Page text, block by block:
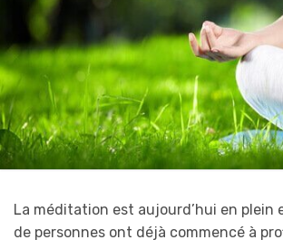
La méditation est aujourd’hui en plein
de personnes ont déjà commencé à